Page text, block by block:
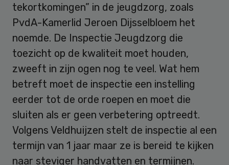
tekortkomingen” in de jeugdzorg, zoals
PvdA-Kamerlid Jeroen Dijsselbloem het
noemde. De Inspectie Jeugdzorg die
toezicht op de kwaliteit moet houden,
zweeft in zijn ogen nog te veel. Wat hem
betreft moet de inspectie een instelling
eerder tot de orde roepen en moet die
sluiten als er geen verbetering optreedt.
Volgens Veldhuijzen stelt de inspectie al een
termijn van 1 jaar maar ze is bereid te kijken
naar steviger handvatten en termijnen.